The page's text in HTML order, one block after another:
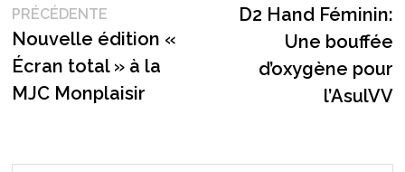
de
l’article
PRÉCÉDENTEPublication
précédente :
Nouvelle édition «
Écran total » à la
MJC Monplaisir
D2 Hand Féminin:
Une bouffée
d’oxygène pour
l’AsulVV